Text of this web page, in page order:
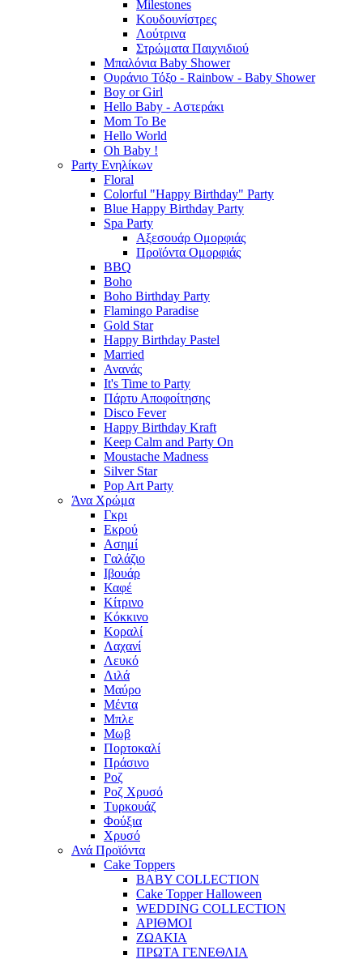
Milestones
Κουδουνίστρες
Λούτρινα
Στρώματα Παιχνιδιού
Μπαλόνια Baby Shower
Ουράνιο Τόξο - Rainbow - Baby Shower
Boy or Girl
Hello Baby - Αστεράκι
Mom To Be
Hello World
Oh Baby !
Party Ενηλίκων
Floral
Colorful "Happy Birthday" Party
Blue Happy Birthday Party
Spa Party
Αξεσουάρ Ομορφιάς
Προϊόντα Ομορφιάς
BBQ
Boho
Boho Birthday Party
Flamingo Paradise
Gold Star
Happy Birthday Pastel
Married
Ανανάς
It's Time to Party
Πάρτυ Αποφοίτησης
Disco Fever
Happy Birthday Kraft
Keep Calm and Party On
Moustache Madness
Silver Star
Pop Art Party
Άνα Χρώμα
Γκρι
Εκρού
Ασημί
Γαλάζιο
Ιβουάρ
Καφέ
Κίτρινο
Κόκκινο
Κοραλί
Λαχανί
Λευκό
Λιλά
Μαύρο
Μέντα
Μπλε
Μωβ
Πορτοκαλί
Πράσινο
Ροζ
Ροζ Χρυσό
Τυρκουάζ
Φούξια
Χρυσό
Ανά Προϊόντα
Cake Toppers
BABY COLLECTION
Cake Topper Halloween
WEDDING COLLECTION
ΑΡΙΘΜΟΙ
ΖΩΑΚΙΑ
ΠΡΩΤΑ ΓΕΝΕΘΛΙΑ